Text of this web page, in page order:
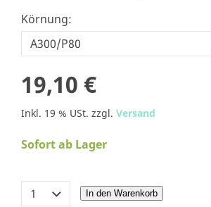
Körnung:
19,10 €
Inkl. 19 % USt. zzgl. Versand
Sofort ab Lager
In den Warenkorb